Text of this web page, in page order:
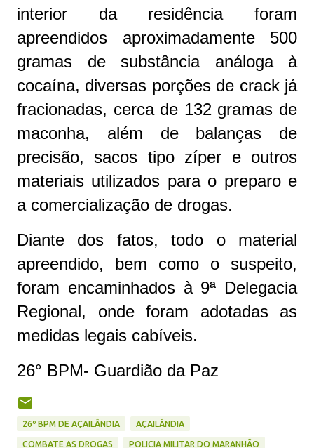
interior da residência foram
apreendidos aproximadamente 500
gramas de substância análoga à
cocaína, diversas porções de crack já
fracionadas, cerca de 132 gramas de
maconha, além de balanças de
precisão, sacos tipo zíper e outros
materiais utilizados para o preparo e
a comercialização de drogas.
Diante dos fatos, todo o material
apreendido, bem como o suspeito,
foram encaminhados à 9ª Delegacia
Regional, onde foram adotadas as
medidas legais cabíveis.
26° BPM- Guardião da Paz
26º BPM DE AÇAILÂNDIA AÇAILÂNDIA
COMBATE AS DROGAS POLICIA MILITAR DO MARANHÃO